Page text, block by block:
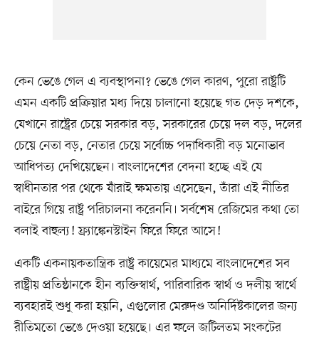
কেন ভেঙে গেল এ ব্যবস্থাপনা? ভেঙে গেল কারণ, পুরো রাষ্ট্রটি
এমন একটি প্রক্রিয়ার মধ্য দিয়ে চালানো হয়েছে গত দেড় দশকে,
যেখানে রাষ্ট্রের চেয়ে সরকার বড়, সরকারের চেয়ে দল বড়, দলের
চেয়ে নেতা বড়, নেতার চেয়ে সর্বোচ্চ পদাধিকারী বড় মনোভাব
আধিপত্য দেখিয়েছেন। বাংলাদেশের বেদনা হচ্ছে এই যে
স্বাধীনতার পর থেকে যাঁরাই ক্ষমতায় এসেছেন, তাঁরা এই নীতির
বাইরে গিয়ে রাষ্ট্র পরিচালনা করেননি। সর্বশেষ রেজিমের কথা তো
বলাই বাহুল্য! ফ্র্যাঙ্কেনস্টাইন ফিরে ফিরে আসে!
একটি একনায়কতান্ত্রিক রাষ্ট্র কায়েমের মাধ্যমে বাংলাদেশের সব
রাষ্ট্রীয় প্রতিষ্ঠানকে হীন ব্যক্তিস্বার্থ, পারিবারিক স্বার্থ ও দলীয় স্বার্থে
ব্যবহারই শুধু করা হয়নি, এগুলোর মেরুদণ্ড অনির্দিষ্টকালের জন্য
রীতিমতো ভেঙে দেওয়া হয়েছে। এর ফলে জটিলতম সংকটের